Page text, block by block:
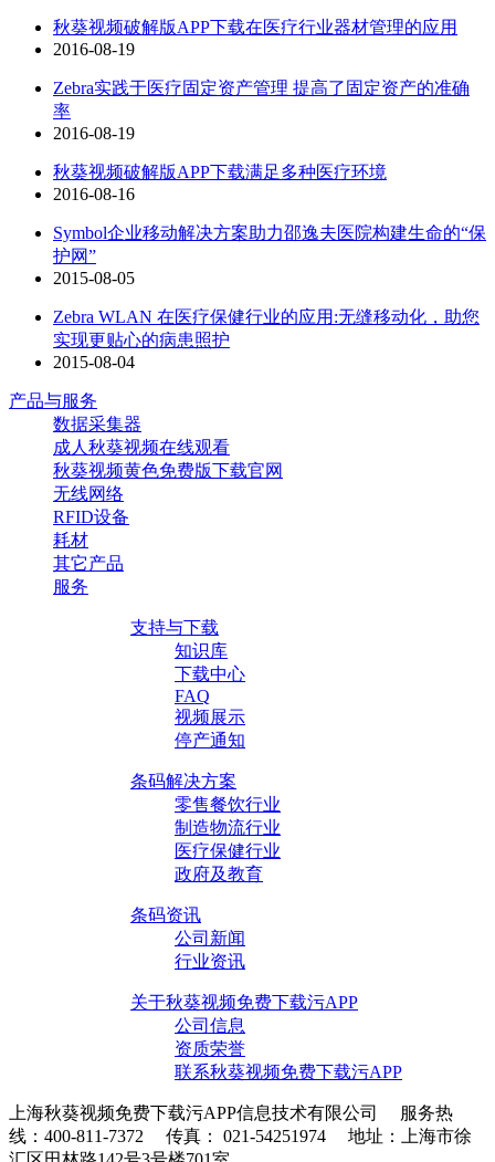
秋葵视频破解版APP下载在医疗行业器材管理的应用
2016-08-19
Zebra实践于医疗固定资产管理 提高了固定资产的准确
率
2016-08-19
秋葵视频破解版APP下载满足多种医疗环境
2016-08-16
Symbol企业移动解决方案助力邵逸夫医院构建生命的“保
护网”
2015-08-05
Zebra WLAN 在医疗保健行业的应用:无缝移动化，助您
实现更贴心的病患照护
2015-08-04
产品与服务
数据采集器
成人秋葵视频在线观看
秋葵视频黄色免费版下载官网
无线网络
RFID设备
耗材
其它产品
服务
支持与下载
知识库
下载中心
FAQ
视频展示
停产通知
条码解决方案
零售餐饮行业
制造物流行业
医疗保健行业
政府及教育
条码资讯
公司新闻
行业资讯
关于秋葵视频免费下载污APP
公司信息
资质荣誉
联系秋葵视频免费下载污APP
上海秋葵视频免费下载污APP信息技术有限公司 服务热
线：400-811-7372 传真： 021-54251974 地址：上海市徐